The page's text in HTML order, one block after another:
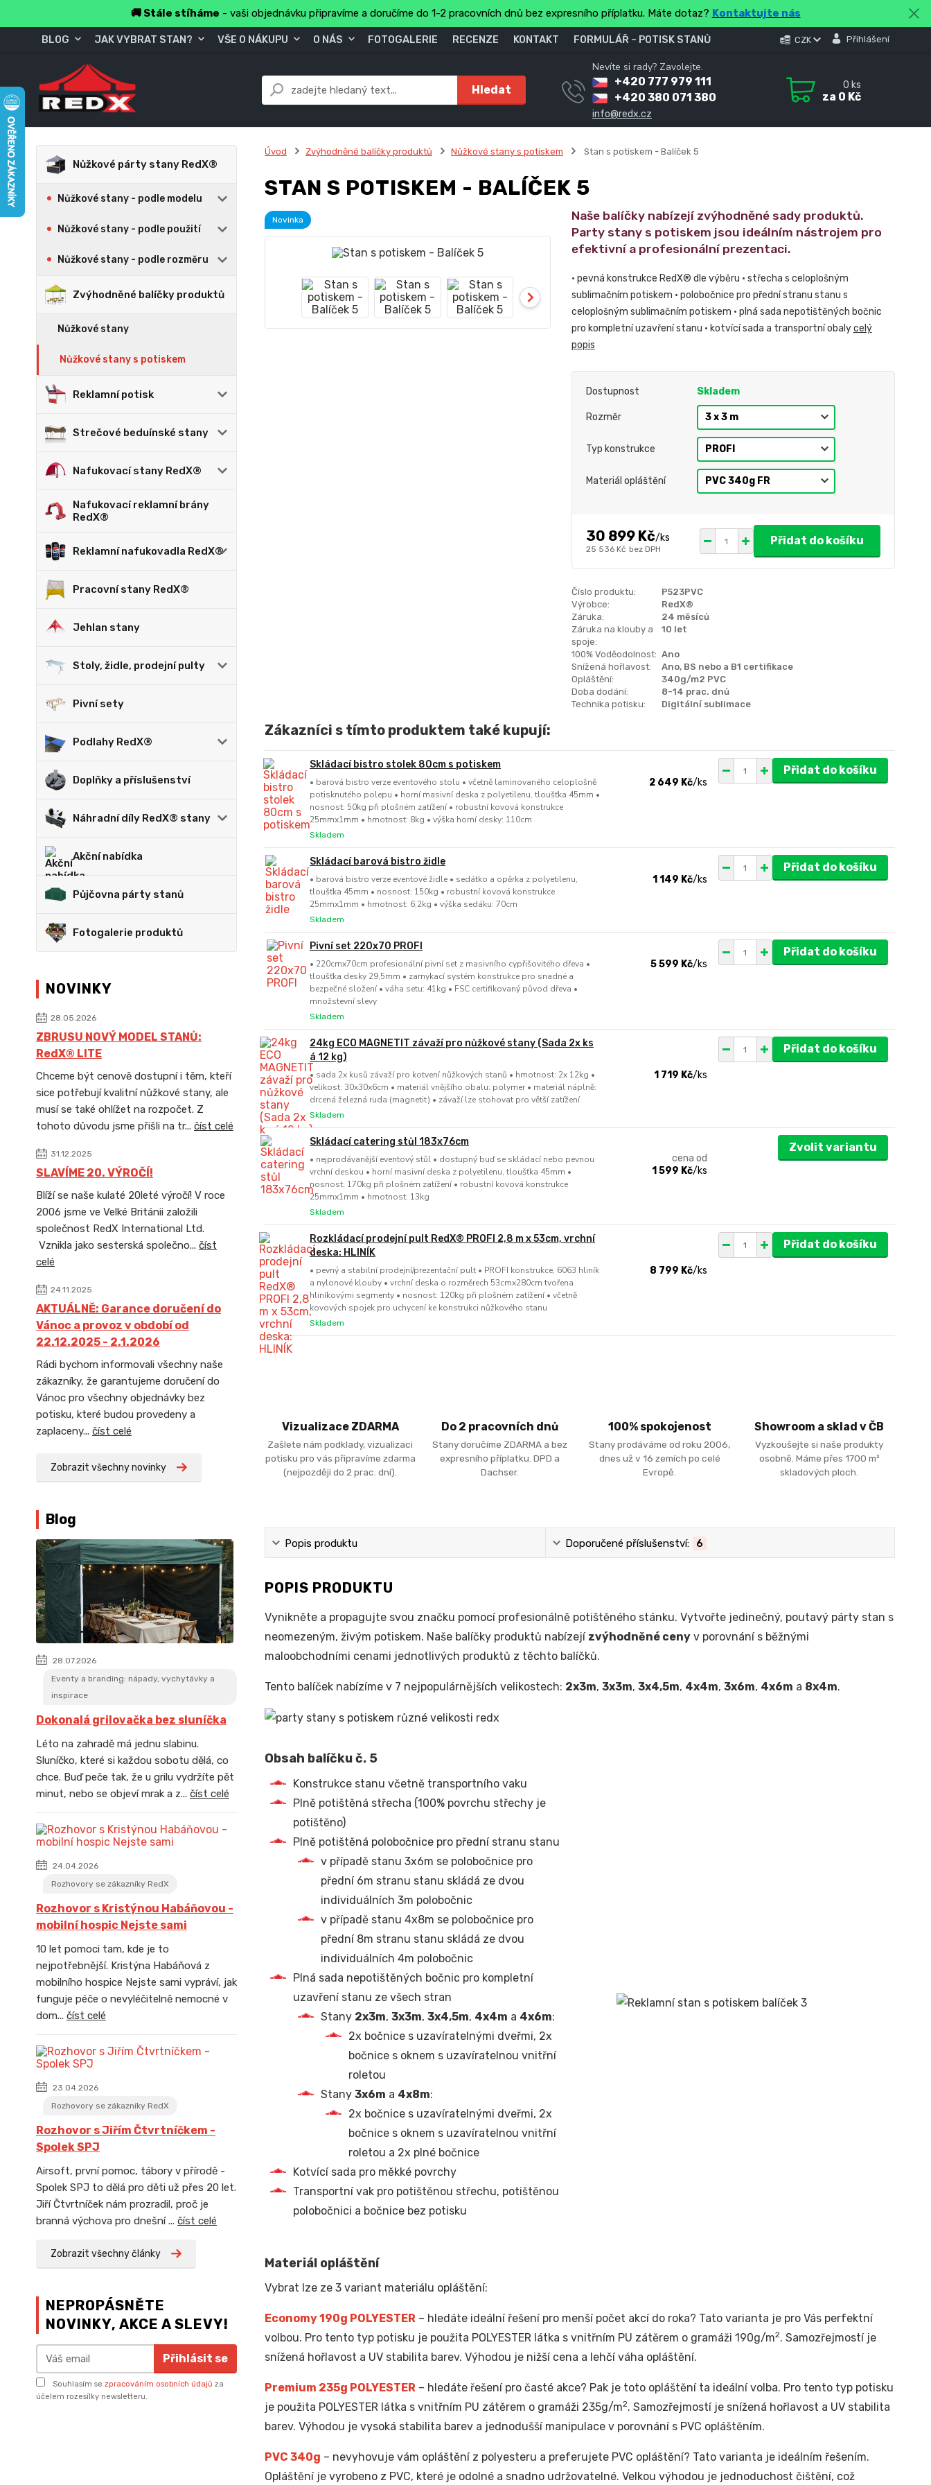
🚚 Stále stíháme - vaši objednávku připravíme a doručíme do 1-2 pracovních dnů bez expresního příplatku. Máte dotaz? Kontaktujte nás
BLOG JAK VYBRAT STAN? VŠE O NÁKUPU O NÁS FOTOGALERIE RECENZE KONTAKT FORMULÁŘ – POTISK STANŮ CZK Přihlášení
Hledat
Nevíte si rady? Zavolejte.
+420 777 979 111
+420 380 071 380
info@redx.cz
0 ks
za 0 Kč
Nůžkové párty stany RedX®
Nůžkové stany - podle modelu
Nůžkové stany - podle použití
Nůžkové stany - podle rozměru
Zvýhodněné balíčky produktů
Nůžkové stany
Nůžkové stany s potiskem
Reklamní potisk
Strečové beduínské stany
Nafukovací stany RedX®
Nafukovací reklamní brány
RedX®
Reklamní nafukovadla RedX®
Pracovní stany RedX®
Jehlan stany
Stoly, židle, prodejní pulty
Pivní sety
Podlahy RedX®
Doplňky a příslušenství
Náhradní díly RedX® stany
Akční nabídka
Půjčovna párty stanů
Fotogalerie produktů
NOVINKY
28.05.2026
ZBRUSU NOVÝ MODEL STANŮ:
RedX® LITE
Chceme být cenově dostupní i těm, kteří
sice potřebují kvalitní nůžkové stany, ale
musí se také ohlížet na rozpočet. Z
tohoto důvodu jsme přišli na tr... číst celé
31.12.2025
SLAVÍME 20. VÝROČÍ!
Blíží se naše kulaté 20leté výročí! V roce
2006 jsme ve Velké Británii založili
společnost RedX International Ltd.
Vznikla jako sesterská společno... číst
celé
24.11.2025
AKTUÁLNĚ: Garance doručení do
Vánoc a provoz v období od
22.12.2025 - 2.1.2026
Rádi bychom informovali všechny naše
zákazníky, že garantujeme doručení do
Vánoc pro všechny objednávky bez
potisku, které budou provedeny a
zaplaceny... číst celé
Zobrazit všechny novinky
Blog
28.07.2026
Eventy a branding: nápady, vychytávky a
inspirace
Dokonalá grilovačka bez sluníčka
Léto na zahradě má jednu slabinu.
Sluníčko, které si každou sobotu dělá, co
chce. Buď peče tak, že u grilu vydržíte pět
minut, nebo se objeví mrak a z... číst celé
24.04.2026
Rozhovory se zákazníky RedX
Rozhovor s Kristýnou Habáňovou -
mobilní hospic Nejste sami
10 let pomoci tam, kde je to
nejpotřebnější. Kristýna Habáňová z
mobilního hospice Nejste sami vypráví, jak
funguje péče o nevyléčitelně nemocné v
dom... číst celé
23.04.2026
Rozhovory se zákazníky RedX
Rozhovor s Jiřím Čtvrtníčkem -
Spolek SPJ
Airsoft, první pomoc, tábory v přírodě -
Spolek SPJ to dělá pro děti už přes 20 let.
Jiří Čtvrtníček nám prozradil, proč je
branná výchova pro dnešní ... číst celé
Zobrazit všechny články
NEPROPÁSNĚTE
NOVINKY, AKCE A SLEVY!
Přihlásit se
Souhlasím se zpracováním osobních údajů za
účelem rozesílky newsletteru.
Úvod Zvýhodněné balíčky produktů Nůžkové stany s potiskem Stan s potiskem - Balíček 5
STAN S POTISKEM - BALÍČEK 5
Novinka
Naše balíčky nabízejí zvýhodněné sady produktů.
Party stany s potiskem jsou ideálním nástrojem pro
efektivní a profesionální prezentaci.
• pevná konstrukce RedX® dle výběru • střecha s celoplošným
sublimačním potiskem • polobočnice pro přední stranu stanu s
celoplošným sublimačním potiskem • plná sada nepotištěných bočnic
pro kompletní uzavření stanu • kotvící sada a transportní obalycelý
popis
Dostupnost Skladem
Rozměr
Typ konstrukce
Materiál opláštění
30 899 Kč/ks
25 536 Kč bez DPH
Přidat do košíku
Číslo produktu:
P523PVC
Výrobce:
RedX®
Záruka:
24 měsíců
Záruka na klouby a
spoje:
10 let
100% Voděodolnost: Ano
Snížená hořlavost:
Ano, BS nebo a B1 certifikace
Opláštění:
340g/m2 PVC
Doba dodání:
8-14 prac. dnů
Technika potisku:
Digitální sublimace
Zákazníci s tímto produktem také kupují:
Skládací bistro stolek 80cm s potiskem
• barová bistro verze eventového stolu • včetně laminovaného celoplošně
potisknutého polepu • horní masivní deska z polyetilenu, tloušťka 45mm •
nosnost: 50kg při plošném zatížení • robustní kovová konstrukce
25mmx1mm • hmotnost: 8kg • výška horní desky: 110cm
2 649 Kč/ks
Skladem
Přidat do košíku
Skládací barová bistro židle
• barová bistro verze eventové židle • sedátko a opěrka z polyetilenu,
tloušťka 45mm • nosnost: 150kg • robustní kovová konstrukce
25mmx1mm • hmotnost: 6,2kg • výška sedáku: 70cm
1 149 Kč/ks
Skladem
Přidat do košíku
Pivní set 220x70 PROFI
• 220cmx70cm profesionální pivní set z masivního cypřišovitého dřeva •
tloušťka desky 29,5mm • zamykací systém konstrukce pro snadné a
bezpečné složení • váha setu: 41kg • FSC certifikovaný původ dřeva •
množstevní slevy
5 599 Kč/ks
Skladem
Přidat do košíku
24kg ECO MAGNETIT závaží pro nůžkové stany (Sada 2x ks
á 12 kg)
• sada 2x kusů závaží pro kotvení nůžkových stanů • hmotnost: 2x 12kg •
velikost: 30x30x6cm • materiál vnějšího obalu: polymer • materiál náplně:
drcená železná ruda (magnetit) • závaží lze stohovat pro větší zatížení
1 719 Kč/ks
Skladem
Přidat do košíku
Skládací catering stůl 183x76cm
• nejprodávanější eventový stůl • dostupný buď se skládací nebo pevnou
vrchní deskou • horní masivní deska z polyetilenu, tloušťka 45mm •
nosnost: 170kg při plošném zatížení • robustní kovová konstrukce
25mmx1mm • hmotnost: 13kg
cena od
1 599 Kč/ks
Skladem
Zvolit variantu
Rozkládací prodejní pult RedX® PROFI 2,8 m x 53cm, vrchní
deska: HLINÍK
• pevný a stabilní prodejní/prezentační pult • PROFI konstrukce, 6063 hliník
a nylonové klouby • vrchní deska o rozměrech 53cmx280cm tvořena
hliníkovými segmenty • nosnost: 120kg při plošném zatížení • včetně
kovových spojek pro uchycení ke konstrukci nůžkového stanu
8 799 Kč/ks
Skladem
Přidat do košíku
Vizualizace ZDARMA
Zašlete nám podklady, vizualizaci
potisku pro vás připravíme zdarma
(nejpozději do 2 prac. dní).
Do 2 pracovních dnů
Stany doručíme ZDARMA a bez
expresního příplatku. DPD a
Dachser.
100% spokojenost
Stany prodáváme od roku 2006,
dnes už v 16 zemích po celé
Evropě.
Showroom a sklad v ČB
Vyzkoušejte si naše produkty
osobně. Máme přes 1700 m²
skladových ploch.
Popis produktu Doporučené příslušenství: 6
POPIS PRODUKTU
Vynikněte a propagujte svou značku pomocí profesionálně potištěného stánku. Vytvořte jedinečný, poutavý párty stan s
neomezeným, živým potiskem. Naše balíčky produktů nabízejí zvýhodněné cenyv porovnání s běžnými
maloobchodními cenami jednotlivých produktů z těchto balíčků.
Tento balíček nabízíme v 7 nejpopulárnějších velikostech: 2x3m, 3x3m, 3x4,5m, 4x4m, 3x6m, 4x6m a 8x4m.
Obsah balíčku č. 5
Konstrukce stanu včetně transportního vaku
Plně potištěná střecha (100% povrchu střechy je
potištěno)
Plně potištěná polobočnice pro přední stranu stanu
v případě stanu 3x6m se polobočnice pro
přední 6m stranu stanu skládá ze dvou
individuálních 3m polobočnic
v případě stanu 4x8m se polobočnice pro
přední 8m stranu stanu skládá ze dvou
individuálních 4m polobočnic
Plná sada nepotištěných bočnic pro kompletní
uzavření stanu ze všech stran
Stany 2x3m, 3x3m, 3x4,5m, 4x4m a 4x6m:
2x bočnice s uzavíratelnými dveřmi, 2x
bočnice s oknem s uzavíratelnou vnitřní
roletou
Stany 3x6m a 4x8m:
2x bočnice s uzavíratelnými dveřmi, 2x
bočnice s oknem s uzavíratelnou vnitřní
roletou a 2x plné bočnice
Kotvící sada pro měkké povrchy
Transportní vak pro potištěnou střechu, potištěnou
polobočnici a bočnice bez potisku
Materiál opláštění
Vybrat lze ze 3 variant materiálu opláštění:
Economy 190g POLYESTER– hledáte ideální řešení pro menší počet akcí do roka? Tato varianta je pro Vás perfektní
volbou. Pro tento typ potisku je použita POLYESTER látka s vnitřním PU zátěrem o gramáži 190g/m2. Samozřejmostí je
snížená hořlavost a UV stabilita barev. Výhodou je nižší cena a lehčí váha opláštění.
Premium 235g POLYESTER– hledáte řešení pro časté akce? Pak je toto opláštění ta ideální volba. Pro tento typ potisku
je použita POLYESTER látka s vnitřním PU zátěrem o gramáži 235g/m2. Samozřejmostí je snížená hořlavost a UV stabilita
barev. Výhodou je vysoká stabilita barev a jednodušší manipulace v porovnání s PVC opláštěním.
PVC 340g – nevyhovuje vám opláštění z polyesteru a preferujete PVC opláštění? Tato varianta je ideálním řešením.
Opláštění je vyrobeno z PVC, které je odolné a snadno udržovatelné. Velkou výhodou je jednoduchost čištění, což